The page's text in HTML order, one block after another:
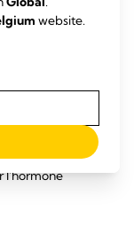
d'une
de se sentir en
de
cerveau en
avoir du mal à
Et quel autre
qui n'est pas
également un
l'hormone
website.